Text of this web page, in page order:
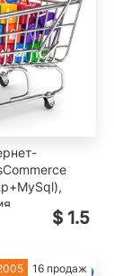
$ 1.5
16 продаж